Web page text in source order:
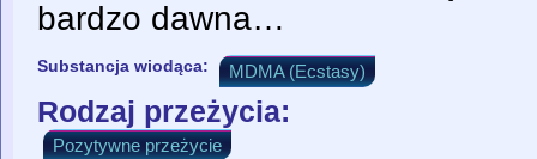
bardzo dawna…
Substancja wiodąca: MDMA (Ecstasy)
Rodzaj przeżycia:
Pozytywne przeżycie